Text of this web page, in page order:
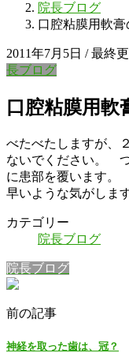
院長ブログ
口腔粘膜用軟
2011年7月5日 / 最終
長ブログ
口腔粘膜用
べたべたしますが、
ないでください。
に患部を覆います。
早いような気がします
カテゴリー
院長ブログ
院長ブログ
前の記事
神経を取った歯は、冠？